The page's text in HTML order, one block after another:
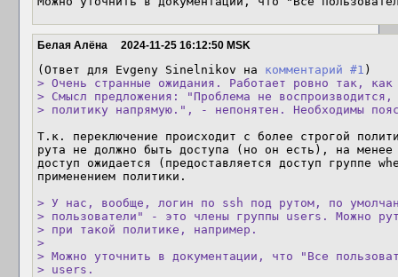
Белая Алёна 2024-11-25 16:12:50 MSK
(Ответ для Evgeny Sinelnikov на комментарий #1
> Очень странные ожидания. Работает ровно так,
> Смысл предложения: "Проблема не воспроизводится,
> политику напрямую.", - непонятен. Необходимы
Т.к. переключение происходит с более строгой
рута не должно быть доступа (но он есть), на
доступ ожидается (предоставляется доступ группе
применением политики.
> У нас, вообще, логин по ssh под рутом, по
> пользователи" - это члены группы users. Можно
> при такой политике, например.
>
> Можно уточнить в документации, что "Все
> users.